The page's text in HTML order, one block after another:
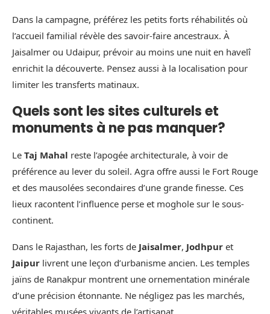
Dans la campagne, préférez les petits forts réhabilités où
l’accueil familial révèle des savoir-faire ancestraux. À
Jaisalmer ou Udaipur, prévoir au moins une nuit en havelî
enrichit la découverte. Pensez aussi à la localisation pour
limiter les transferts matinaux.
Quels sont les sites culturels et
monuments à ne pas manquer?
Le Taj Mahal reste l’apogée architecturale, à voir de
préférence au lever du soleil. Agra offre aussi le Fort Rouge
et des mausolées secondaires d’une grande finesse. Ces
lieux racontent l’influence perse et moghole sur le sous-
continent.
Dans le Rajasthan, les forts de Jaisalmer, Jodhpur et
Jaipur livrent une leçon d’urbanisme ancien. Les temples
jaïns de Ranakpur montrent une ornementation minérale
d’une précision étonnante. Ne négligez pas les marchés,